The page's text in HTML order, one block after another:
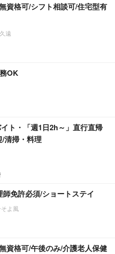
資格可/シフト相談可/住宅型有
遠
OK
ト・「週1日2h～」直行直帰
清掃・料理
師免許必須/ショートステイ
よ風
資格可/午後のみ/介護老人保健